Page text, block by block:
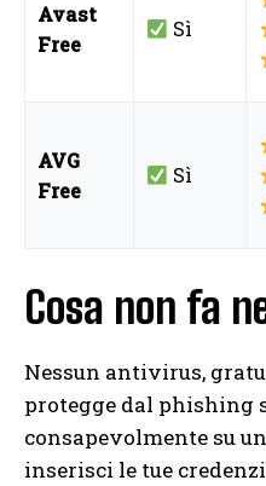
Avast
Free
Sì
AVG
Free
Sì
Cosa non fa
Nessun antivirus,
protegge dal phishing
consapevolmente su
inserisci le tue